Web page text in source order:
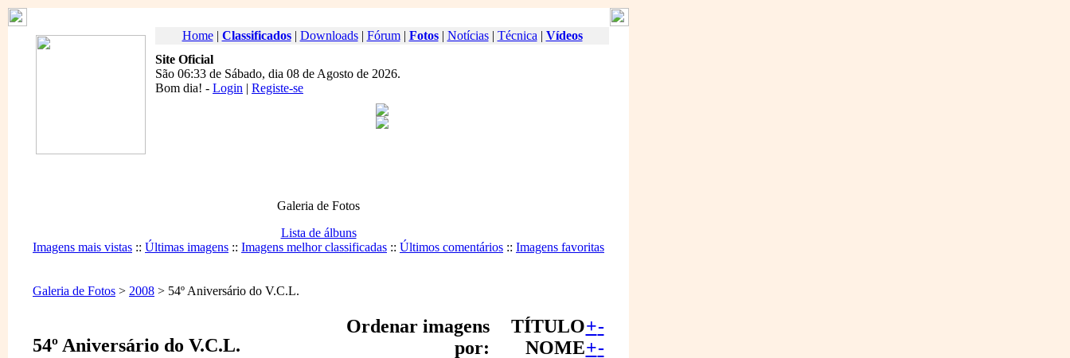
Home| Classificados| Downloads| Fórum| Fotos| Notícias| Técnica | Vídeos
Site Oficial
São 06:33 de Sábado, dia 08 de Agosto de 2026.
Bom dia! - Login | Registe-se
Galeria de Fotos
Lista de álbuns
Imagens mais vistas :: Últimas imagens :: Imagens melhor classificadas :: Últimos comentários :: Imagens favoritas
Galeria de Fotos > 2008 > 54º Aniversário do V.C.L.
54º Aniversário do V.C.L.
Ordenar imagens
por:
TÍTULO+-
NOME+-